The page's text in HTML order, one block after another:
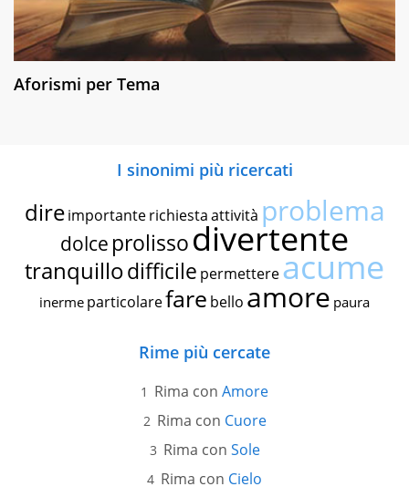
Aforismi per Tema
I sinonimi più ricercati
dire importante richiestaattività problema
dolce prolissodivertente
tranquillodifficile permettereacume
inerme particolarefare bello amore paura
Rime più cercate
Rima con Amore
Rima con Cuore
Rima con Sole
Rima con Cielo